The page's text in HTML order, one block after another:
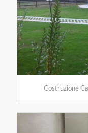
Costruzione